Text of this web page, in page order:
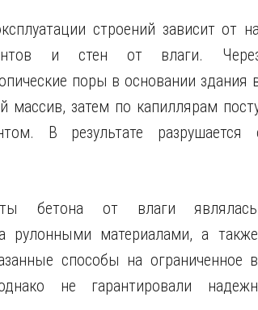
строений зависит от
и стен от влаги.
поры в основании здания
массив, затем по капиллярам
В результате разрушается
бетона от влаги являлась
рулонными материалами, а
способы на ограниченное
не гарантировали